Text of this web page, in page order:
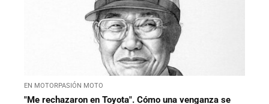
EN MOTORPASIÓN MOTO
"Me rechazaron en Toyota". Cómo una venganza se